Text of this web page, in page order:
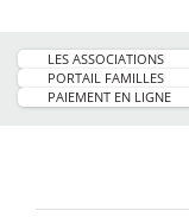
LES ASSOCIATIONS
PORTAIL FAMILLES
PAIEMENT EN LIGNE